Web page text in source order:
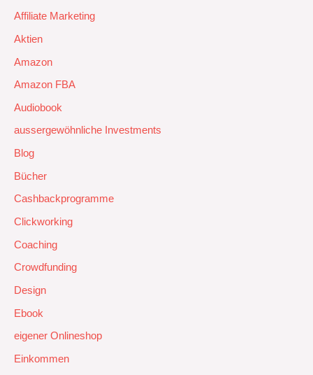
Affiliate Marketing
Aktien
Amazon
Amazon FBA
Audiobook
aussergewöhnliche Investments
Blog
Bücher
Cashbackprogramme
Clickworking
Coaching
Crowdfunding
Design
Ebook
eigener Onlineshop
Einkommen